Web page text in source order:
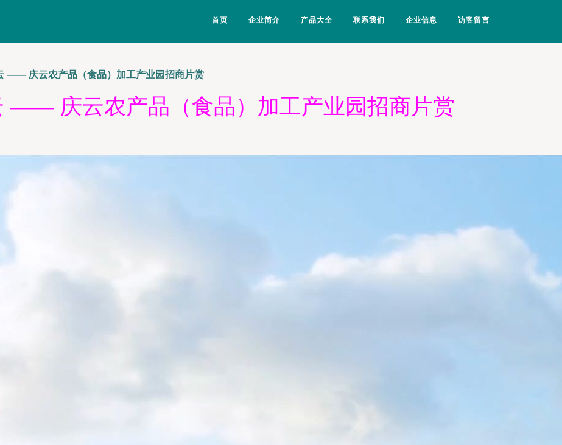
首页 企业简介 产品大全 联系我们 企业信息 访客留言
—— 庆云农产品（食品）加工产业园招商片赏
—— 庆云农产品（食品）加工产业园招商片赏